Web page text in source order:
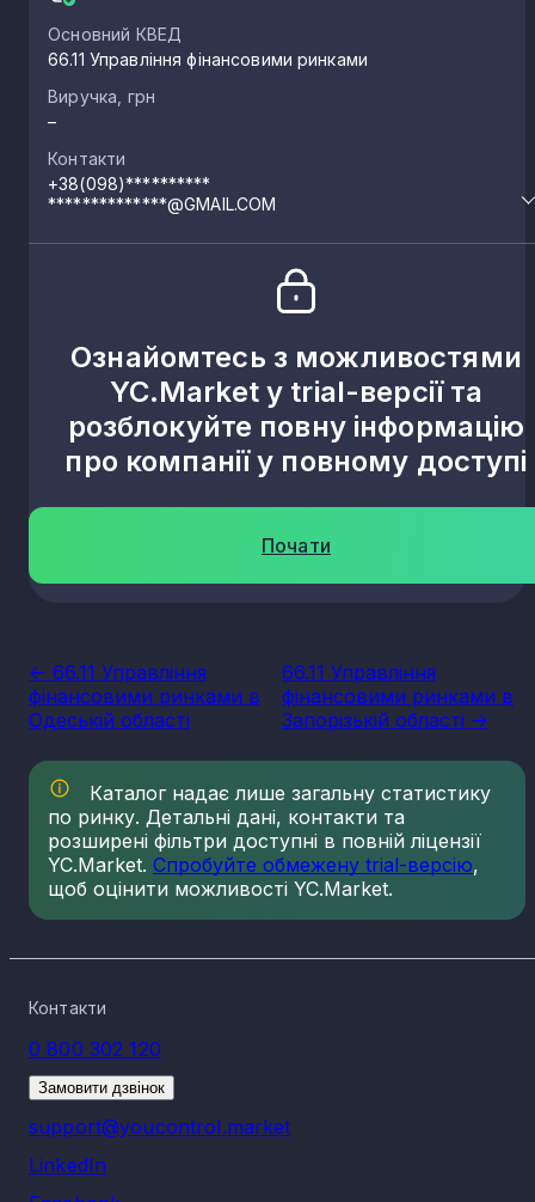
Основний КВЕД
66.11 Управління фінансовими ринками
Виручка, грн
–
Контакти
+38(098)**********
**************@GMAIL.COM
Ознайомтесь з можливостями
YC.Market у trial-версії та
розблокуйте повну інформацію
про компанії у повному доступі
Почати
<- 66.11 Управління
фінансовими ринками в
Одеській області
66.11 Управління
фінансовими ринками в
Запорізькій області ->
Каталог надає лише загальну статистику
по ринку. Детальні дані, контакти та
розширені фільтри доступні в повній ліцензії
YC.Market. Спробуйте обмежену trial-версію,
щоб оцінити можливості YC.Market.
Контакти
0 800 302 120
Замовити дзвінок
support@youcontrol.market
LinkedIn